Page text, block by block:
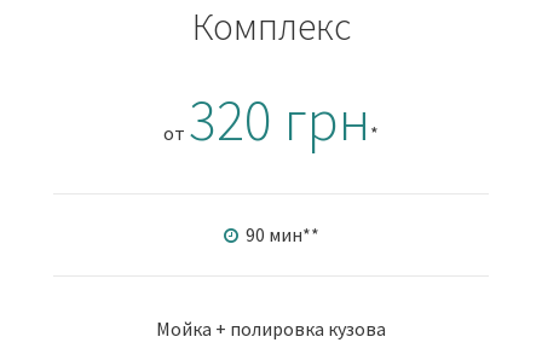
Комплекс
от 320 грн *
90 мин**
Мойка + полировка кузова